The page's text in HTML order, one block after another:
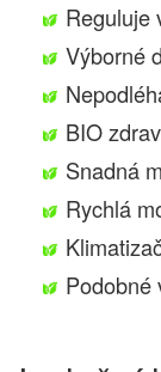
Reguluje
Výborné
BIO
Snadná
Rychlá
Podobné